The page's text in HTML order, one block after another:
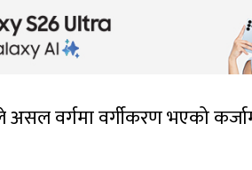
वर्गमा वर्गीकरण भएको